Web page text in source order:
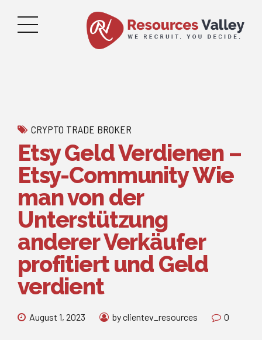
CRYPTO TRADE BROKER
Etsy Geld Verdienen –
Etsy-Community Wie
man von der
Unterstützung
anderer Verkäufer
profitiert und Geld
verdient
August 1, 2023 by clientev_resources 0